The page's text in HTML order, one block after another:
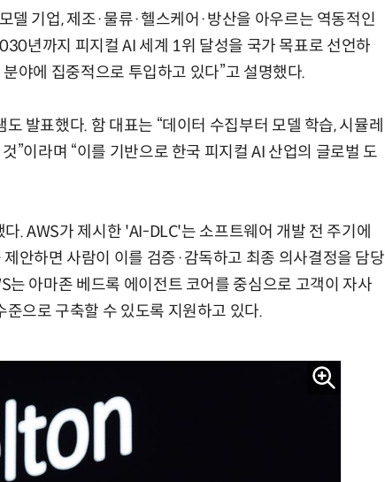
델 기업, 제조·물류·헬스케어·방산을 아우르는 역동적인
년까지 피지컬 AI 세계 1위 달성을 국가 목표로 선언하
야에 집중적으로 투입하고 있다”고 설명했다.
발표했다. 함 대표는 “데이터 수집부터 모델 학습, 시뮬레
”이라며 “이를 기반으로 한국 피지컬 AI 산업의 글로벌 도
. AWS가 제시한 'AI-DLC'는 소프트웨어 개발 전 주기에
안하면 사람이 이를 검증·감독하고 최종 의사결정을 담당
는 아마존 베드록 에이전트 코어를 중심으로 고객이 자사
으로 구축할 수 있도록 지원하고 있다.